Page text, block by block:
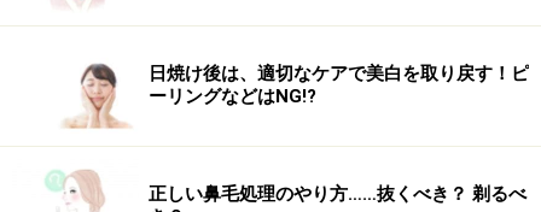
朝、たった10秒”でケアが完了する微発泡マスクです。
化粧水や乳液をなじませた後、ひんやりとした細かな泡
を顔全体に伸ばすと、シュワッと心地よく浸透。洗い流
のナトリウムイオンに反応して引き締まる処方なので、
日焼け後は、適切なケアで美白を取り戻す！ピ
ーリングなどはNG!?
正しい鼻毛処理のやり方……抜くべき？ 剃るべ